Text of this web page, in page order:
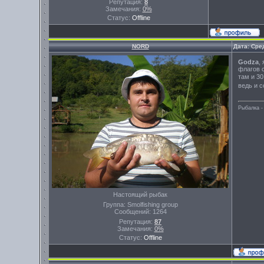
Репутация: 8
Замечания: 0%
Статус: Offline
NORD Дата:
Настоящий рыбак
Группа: Smolfishing group
Сообщений: 1264
Репутация: 87
Замечания: 0%
Статус: Offline
Godza
флагов
там и
ведь и
Рыбалка